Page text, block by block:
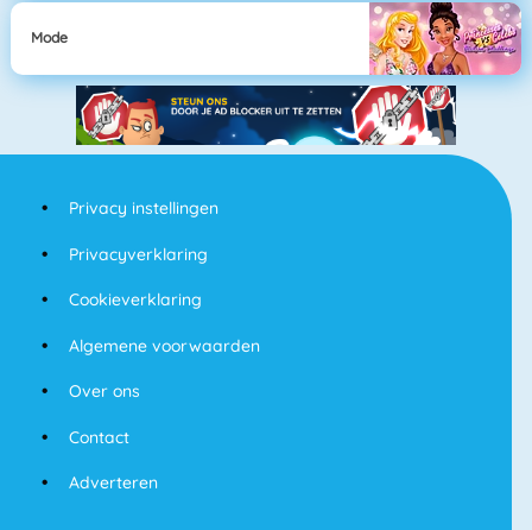
Mode
Privacy instellingen
Privacyverklaring
Cookieverklaring
Algemene voorwaarden
Over ons
Contact
Adverteren